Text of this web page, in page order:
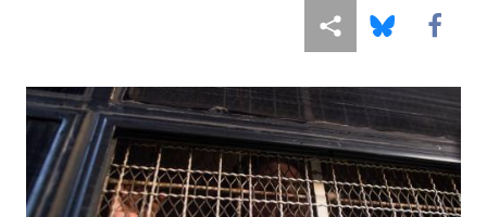
Share this via Facebook
Share this via Bluesky
Share this via مشاركة